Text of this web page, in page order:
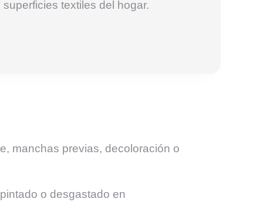
textiles del hogar.
manchas previas, decoloración o
o desgastado en